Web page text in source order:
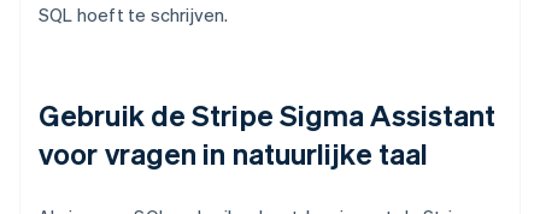
SQL hoeft te schrijven.
Gebruik de Stripe Sigma Assistant
voor vragen in natuurlijke taal